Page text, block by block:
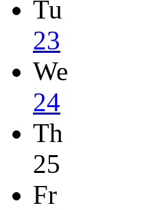
Tu
23
We
24
Th
25
Fr